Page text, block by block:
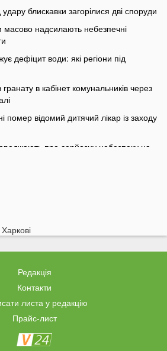
блискавки загорілися дві споруди
масово надсилають небезпечні
дефіцит води: які регіони під
гранату в кабінет комунальників через
помер відомий дитячий лікар із заходу
про серйозну небезпеку на
двоє військових з Волині
гроза
наробила біди: волиняни
у мережі
знаки Зодіаку, для яких серпень
як врятувати город від
Редакція
Контакти
листа у редакцію
Прайс-лист